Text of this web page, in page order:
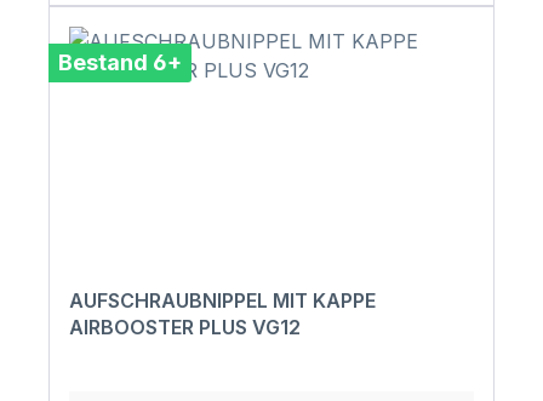
Bestand 6+
AUFSCHRAUBNIPPEL MIT KAPPE
AIRBOOSTER PLUS VG12